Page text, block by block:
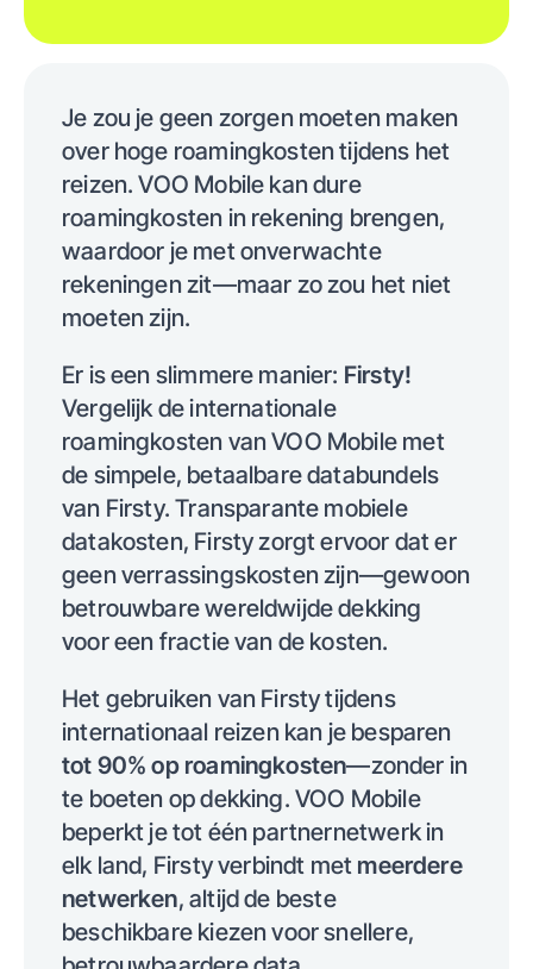
Je zou je geen zorgen moeten maken
over hoge roamingkosten tijdens het
reizen. VOO Mobile kan dure
roamingkosten in rekening brengen,
waardoor je met onverwachte
rekeningen zit—maar zo zou het niet
moeten zijn.
Er is een slimmere manier: Firsty!
Vergelijk de internationale
roamingkosten van VOO Mobile met
de simpele, betaalbare databundels
van Firsty. Transparante mobiele
datakosten, Firsty zorgt ervoor dat er
geen verrassingskosten zijn—gewoon
betrouwbare wereldwijde dekking
voor een fractie van de kosten.
Het gebruiken van Firsty tijdens
internationaal reizen kan je besparen
tot 90% op roamingkosten—zonder in
te boeten op dekking. VOO Mobile
beperkt je tot één partnernetwerk in
elk land, Firsty verbindt met meerdere
netwerken, altijd de beste
beschikbare kiezen voor snellere,